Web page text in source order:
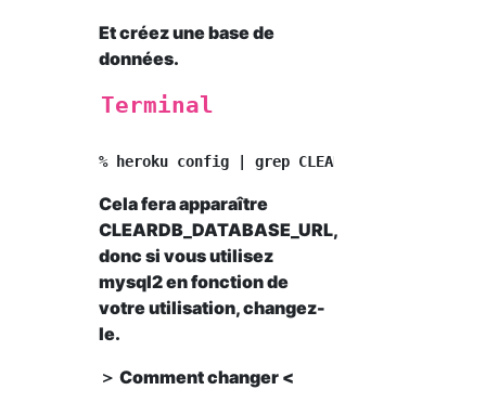
Et créez une base de
données.
Terminal
Cela fera apparaître
CLEARDB_DATABASE_URL,
donc si vous utilisez
mysql2 en fonction de
votre utilisation, changez-
le.
＞ Comment changer <